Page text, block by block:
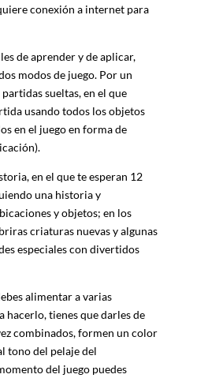
conexión a internet para
de aprender y de aplicar,
modos de juego. Por un
sueltas, en el que
usando todos los objetos
en el juego en forma de
en el que te esperan 12
una historia y
y objetos; en los
criaturas nuevas y algunas
especiales con divertidos
alimentar a varias
hacerlo, tienes que darles de
combinados, formen un color
tono del pelaje del
del juego puedes